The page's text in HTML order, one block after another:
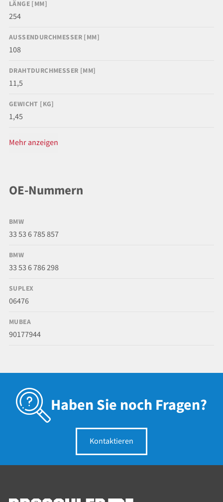
LÄNGE [MM]
254
AUSSENDURCHMESSER [MM]
108
DRAHTDURCHMESSER [MM]
11,5
GEWICHT [KG]
1,45
Mehr anzeigen
OE-Nummern
BMW
33 53 6 785 857
BMW
33 53 6 786 298
SUPLEX
06476
MUBEA
90177944
Haben Sie noch Fragen?
Kontaktieren